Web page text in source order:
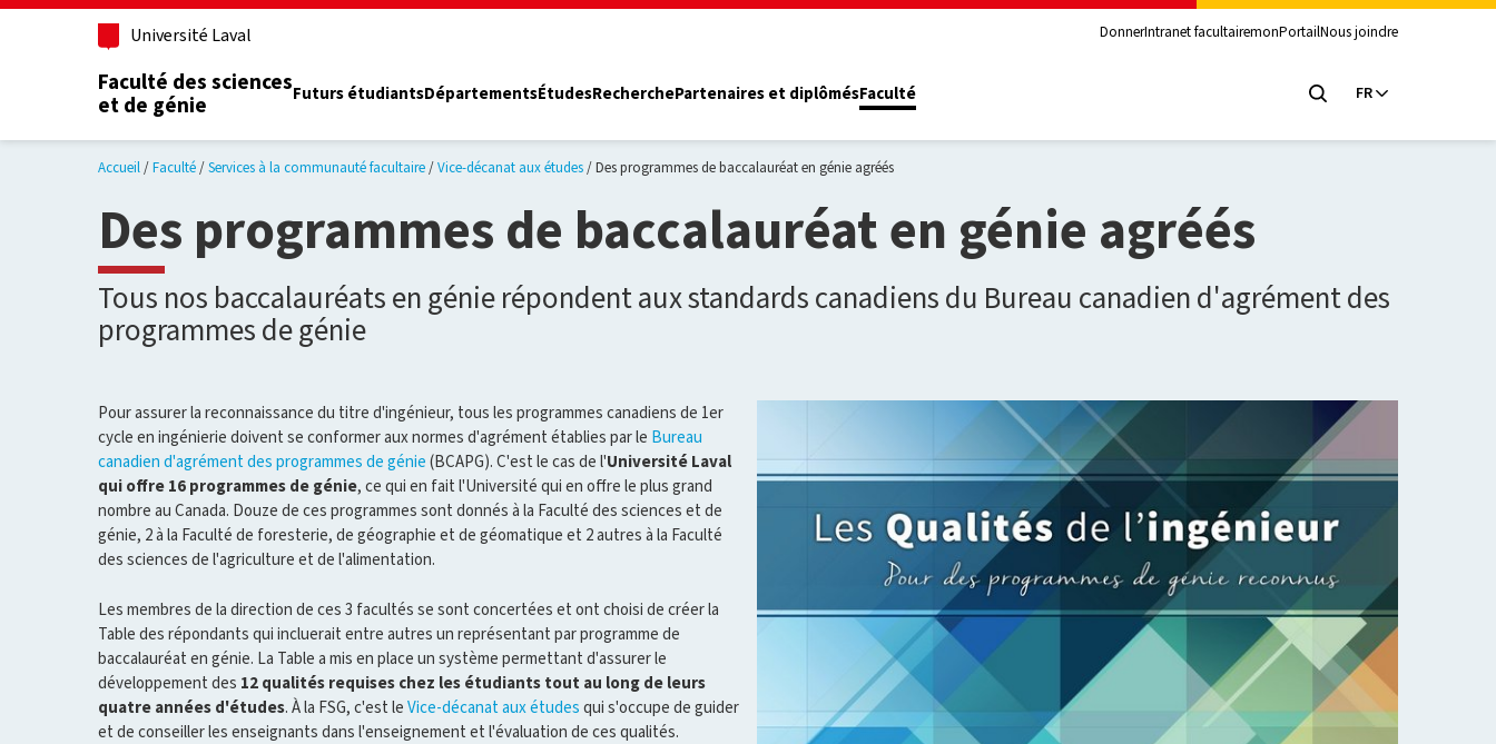
Aller au contenu principal
Université Laval DonnerIntranet facultairemonPortailNous joindre
Faculté des sciences
et de génie
Futurs étudiantsDépartementsÉtudesRecherchePartenaires et diplômésFaculté FR
Accueil Faculté Services à la communauté facultaire Vice-décanat aux études Des programmes de baccalauréat en génie agréés
Des programmes de baccalauréat en génie agréés
Tous nos baccalauréats en génie répondent aux standards canadiens du Bureau canadien d'agrément des
programmes de génie
Pour assurer la reconnaissance du titre d'ingénieur, tous les programmes canadiens de 1er
cycle en ingénierie doivent se conformer aux normes d'agrément établies par le Bureau
canadien d'agrément des programmes de génie (BCAPG). C'est le cas de l'Université Laval
qui offre 16 programmes de génie, ce qui en fait l'Université qui en offre le plus grand
nombre au Canada. Douze de ces programmes sont donnés à la Faculté des sciences et de
génie, 2 à la Faculté de foresterie, de géographie et de géomatique et 2 autres à la Faculté
des sciences de l'agriculture et de l'alimentation.
Les membres de la direction de ces 3 facultés se sont concertées et ont choisi de créer la
Table des répondants qui incluerait entre autres un représentant par programme de
baccalauréat en génie. La Table a mis en place un système permettant d'assurer le
développement des 12 qualités requises chez les étudiants tout au long de leurs
quatre années d'études. À la FSG, c'est le Vice-décanat aux études qui s'occupe de guider
et de conseiller les enseignants dans l'enseignement et l'évaluation de ces qualités.